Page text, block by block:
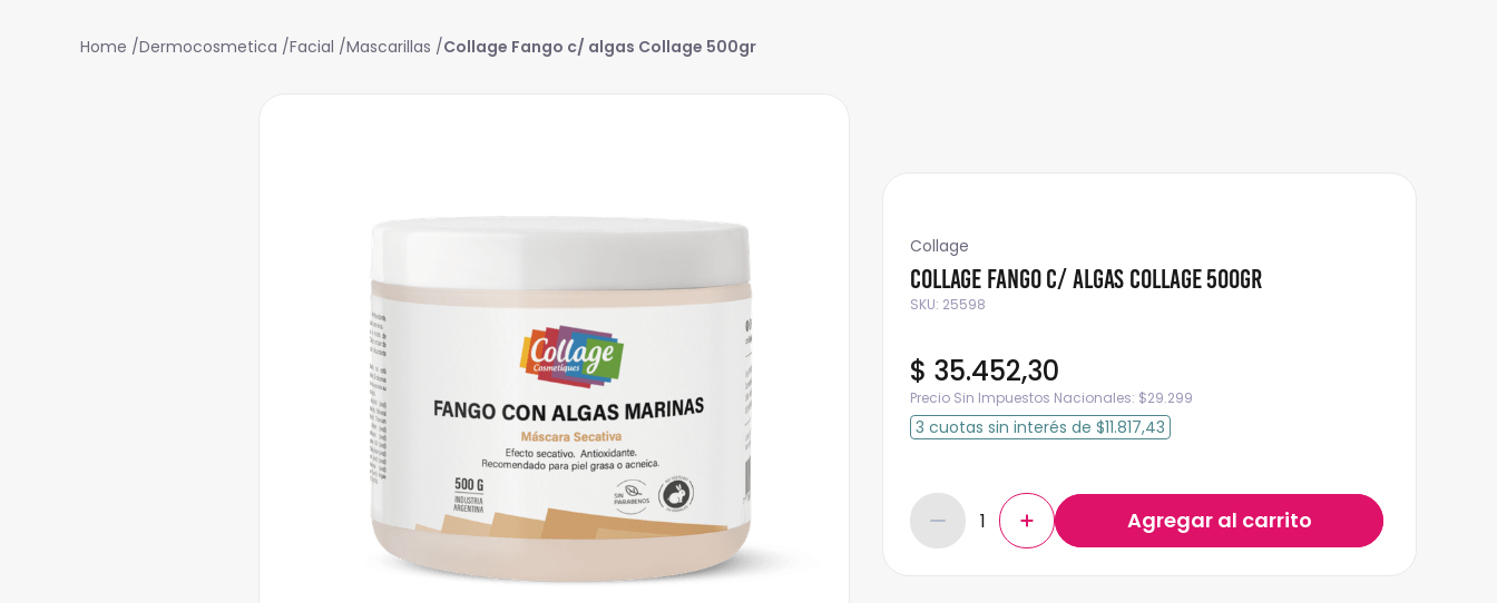
Dermocosmetica Facial Mascarillas Collage Fango c/ algas Collage 500gr
Collage
Collage Fango c/ algas Collage 500gr
SKU: 25598
$ 35.452,30
Precio Sin Impuestos Nacionales: $29.299
3 cuotas sin interés de $11.817,43